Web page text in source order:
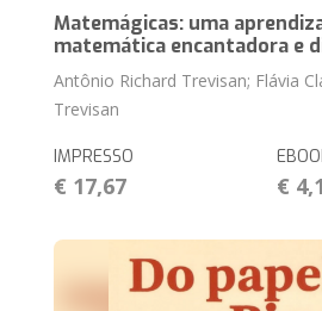
Matemágicas: uma
matemática encantadora e
Antônio Richard Trevisan; Flávia
Trevisan
IMPRESSO
€ 17,67 €